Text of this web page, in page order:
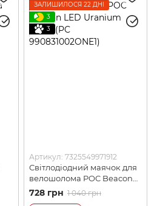
ЗАЛИШИЛОСЯ 22 ДНІ
3
3
Артикул: 7325549971912
Світлодіодний маячок для
велошолома POC Beacon
LED Uranium Black (PC
990831002ONE1)
728 грн 1 040 грн